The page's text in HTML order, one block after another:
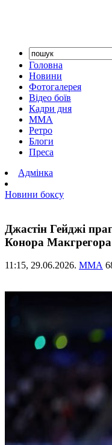
Головна
Новини
Фотогалерея
Відео боїв
Кадри дня
ММА
Ретро
Блоги
Преса
Адмінка
Новини боксу
Джастін Гейджі
Конора Макгрегора
11:15, 29.06.2026. ММА